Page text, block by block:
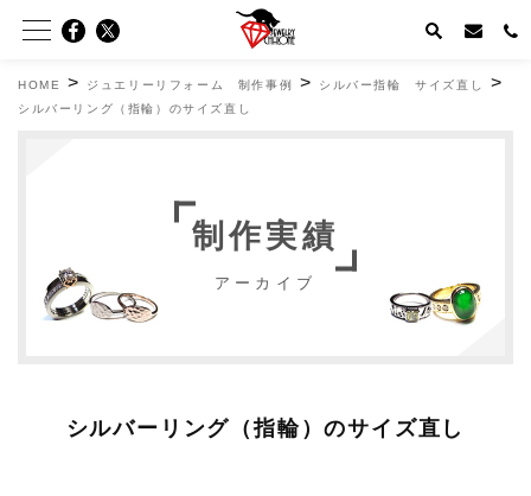
HOME > ジュエリーリフォーム 制作事例 > シルバー指輪 サイズ直し >
シルバーリング（指輪）のサイズ直し
制作実績
アーカイブ
シルバーリング（指輪）のサイズ直し